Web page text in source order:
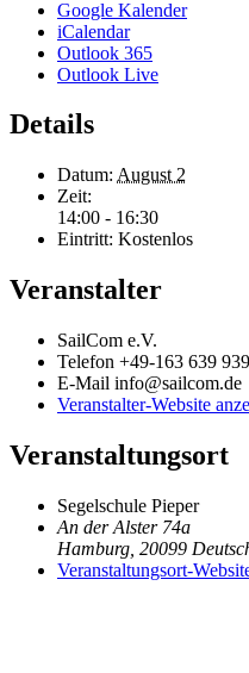
Google Kalender
iCalendar
Outlook 365
Outlook Live
Details
Datum: August 2
Zeit:
14:00 - 16:30
Eintritt: Kostenlos
Veranstalter
SailCom e.V.
Telefon +49-163 639
E-Mail info@sailcom.de
Veranstalter-Website
Veranstaltungsort
Segelschule Pieper
An der Alster 74a
Hamburg 20099
Veranstaltungsort-